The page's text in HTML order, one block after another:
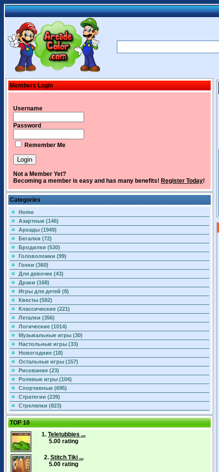
Members Login
Username
Password
Remember Me
Not a Member Yet?
Becoming a member is easy and has many benefits! Register Today!
Categories
Home
Азартные (146)
Аркады (1949)
Бегалки (72)
Бродилки (530)
Головоломки (99)
Гонки (360)
Для девочек (43)
Драки (168)
Игры для детей (8)
Квесты (592)
Классические (221)
Леталки (356)
Логические (1014)
Музыкальные игры (30)
Настольные игры (33)
Новогодние (18)
Остальные игры (157)
Рисование (23)
Ролевые игры (104)
Спортивные (695)
Стратегии (239)
Стрелялки (823)
TOP 10
1. Teletubbies ...
5.00 rating
2. Stitch Tiki ...
5.00 rating